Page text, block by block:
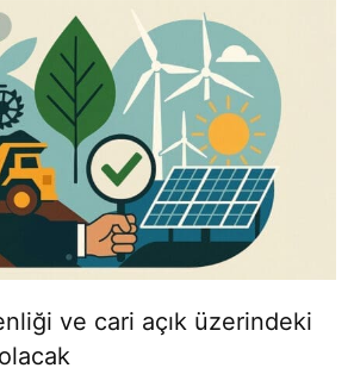
ve cari açık üzerindeki